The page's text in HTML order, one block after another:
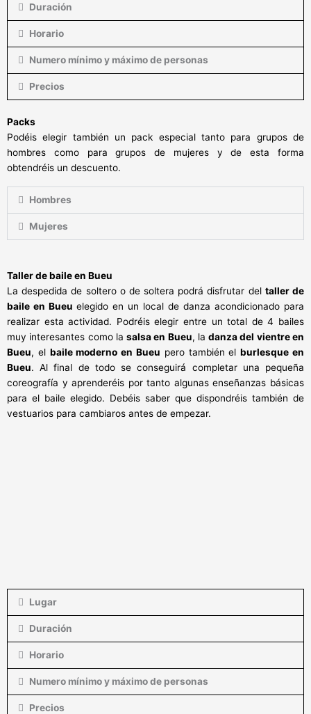
Duración
Horario
Numero mínimo y máximo de personas
Precios
Packs
Podéis elegir también un pack especial tanto para grupos de
hombres como para grupos de mujeres y de esta forma
obtendréis un descuento.
Hombres
Mujeres
Taller de baile en Bueu
La despedida de soltero o de soltera podrá disfrutar del taller de
baile en Bueu elegido en un local de danza acondicionado para
realizar esta actividad. Podréis elegir entre un total de 4 bailes
muy interesantes como lasalsa en Bueu, ladanza del vientre en
Bueu, el baile moderno en Bueu pero también elburlesque en
Bueu. Al final de todo se conseguirá completar una pequeña
coreografía y aprenderéis por tanto algunas enseñanzas básicas
para el baile elegido. Debéis saber que dispondréis también de
vestuarios para cambiaros antes de empezar.
Lugar
Duración
Horario
Numero mínimo y máximo de personas
Precios